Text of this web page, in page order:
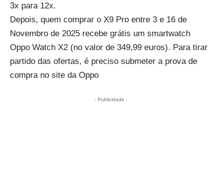
3x para 12x.
Depois, quem comprar o X9 Pro entre 3 e 16 de
Novembro de 2025 recebe grátis um smartwatch
Oppo Watch X2 (no valor de 349,99 euros). Para tirar
partido das ofertas, é preciso submeter a prova de
compra no site da Oppo
- Publicidade -